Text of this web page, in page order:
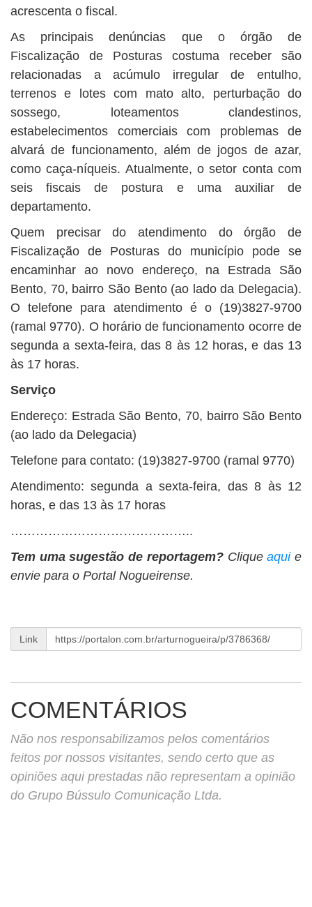
acrescenta o fiscal.
As principais denúncias que o órgão de
Fiscalização de Posturas costuma receber são
relacionadas a acúmulo irregular de entulho,
terrenos e lotes com mato alto, perturbação do
sossego, loteamentos clandestinos,
estabelecimentos comerciais com problemas de
alvará de funcionamento, além de jogos de azar,
como caça-níqueis. Atualmente, o setor conta com
seis fiscais de postura e uma auxiliar de
departamento.
Quem precisar do atendimento do órgão de
Fiscalização de Posturas do município pode se
encaminhar ao novo endereço, na Estrada São
Bento, 70, bairro São Bento (ao lado da Delegacia).
O telefone para atendimento é o (19)3827-9700
(ramal 9770). O horário de funcionamento ocorre de
segunda a sexta-feira, das 8 às 12 horas, e das 13
às 17 horas.
Serviço
Endereço: Estrada São Bento, 70, bairro São Bento
(ao lado da Delegacia)
Telefone para contato: (19)3827-9700 (ramal 9770)
Atendimento: segunda a sexta-feira, das 8 às 12
horas, e das 13 às 17 horas
……………………………………..
Tem uma sugestão de reportagem?Cliqueaquie
envie para o Portal Nogueirense.
Link
COMENTÁRIOS
Não nos responsabilizamos pelos comentários
feitos por nossos visitantes, sendo certo que as
opiniões aqui prestadas não representam a opinião
do Grupo Bússulo Comunicação Ltda.